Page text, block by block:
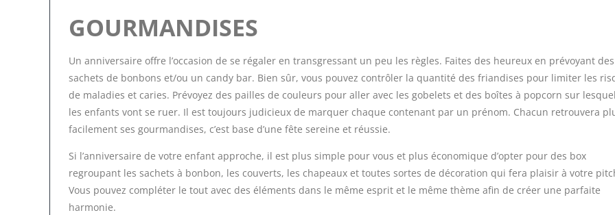
GOURMANDISES
Un anniversaire offre l’occasion de se régaler en transgressant un peu les règles. Faites des heureux en prévoyant des
sachets de bonbons et/ou un candy bar. Bien sûr, vous pouvez contrôler la quantité des friandises pour limiter les
de maladies et caries. Prévoyez des pailles de couleurs pour aller avec les gobelets et des boîtes à popcorn sur
les enfants vont se ruer. Il est toujours judicieux de marquer chaque contenant par un prénom. Chacun retrouvera
facilement ses gourmandises, c’est base d’une fête sereine et réussie.
Si l’anniversaire de votre enfant approche, il est plus simple pour vous et plus économique d’opter pour des box
regroupant les sachets à bonbon, les couverts, les chapeaux et toutes sortes de décoration qui fera plaisir à votre
Vous pouvez compléter le tout avec des éléments dans le même esprit et le même thème afin de créer une parfaite
harmonie.